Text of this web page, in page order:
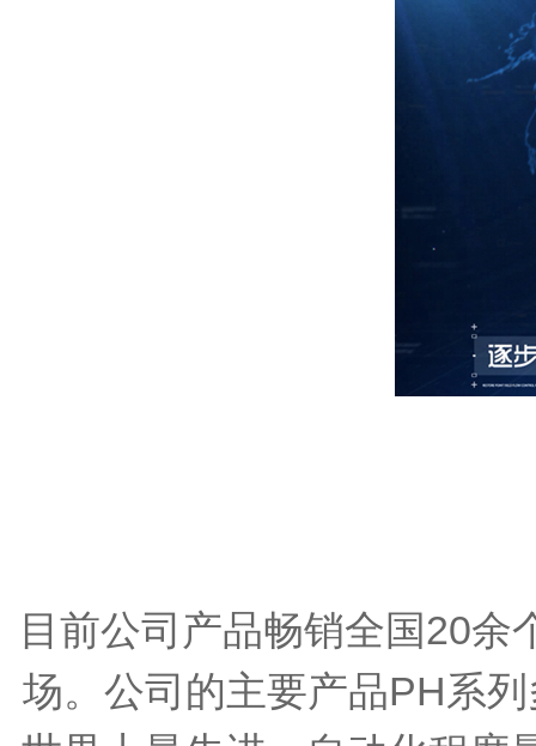
目前公司产品畅销全国20余
场。公司的主要产品PH系